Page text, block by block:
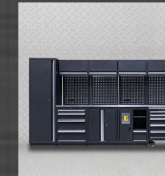
für Sie. Mit der Goldenline-
befindet sich jedes